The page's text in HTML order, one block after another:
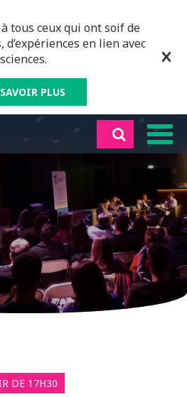
à tous ceux qui ont soif de
en lien avec
PLUS
DE 17H30